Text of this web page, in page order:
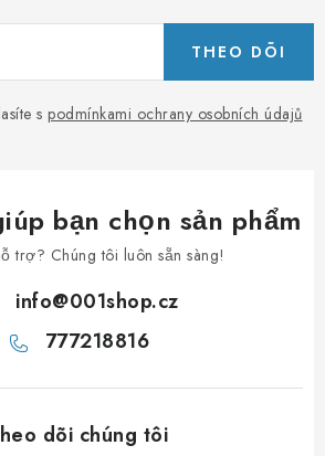
s podmínkami ochrany osobních údajů
THEO DÕI
bạn chọn sản phẩm
trợ? Chúng tôi luôn sẵn sàng!
info@001shop.cz
777218816